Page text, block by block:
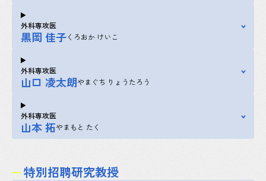
外科専攻医
黒岡 佳子くろおか けいこ
外科専攻医
山口 凌太朗やまぐち りょうたろう
外科専攻医
山本 拓やまもと たく
特別招聘研究教授